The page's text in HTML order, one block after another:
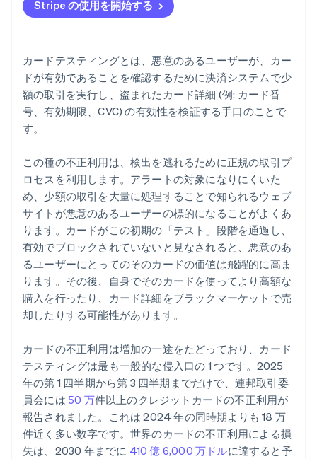
影響を受けたビジネスに対する手続きや復旧の措置の
Stripe の使用を開始する
カードテスティングとは、悪意のあるユーザーが、カー
ドが有効であることを確認するために決済システムで少
額の取引を実行し、盗まれたカード詳細 (例: カード番
号、有効期限、CVC) の有効性を検証する手口のことで
す。
この種の不正利用は、検出を逃れるために正規の取引プ
ロセスを利用します。アラートの対象になりにくいた
め、少額の取引を大量に処理することで知られるウェブ
サイトが悪意のあるユーザーの標的になることがよくあ
ります。カードがこの初期の「テスト」段階を通過し、
有効でブロックされていないと見なされると、悪意のあ
るユーザーにとってのそのカードの価値は飛躍的に高ま
ります。その後、自身でそのカードを使ってより高額な
購入を行ったり、カード詳細をブラックマーケットで売
却したりする可能性があります。
カードの不正利用は増加の一途をたどっており、カード
テスティングは最も一般的な侵入口の 1 つです。2025
年の第 1 四半期から第 3 四半期までだけで、連邦取引委
員会には 50 万件以上のクレジットカードの不正利用が
報告されました。これは 2024 年の同時期よりも 18 万
件近く多い数字です。世界のカードの不正利用による損
失は、2030 年までに 410 億 6,000 万ドルに達すると予